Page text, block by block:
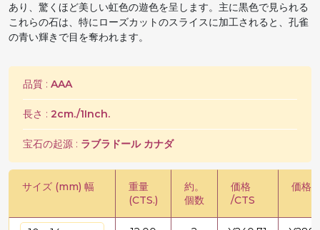
あり、驚くほど美しい虹色の遊色を呈します。主に黒色で見られる
これらの石は、特にローズカットのスライスに加工されると、孔雀
の青い輝きで目を奪われます。
品質 : AAA
長さ : 2cm./1Inch.
宝石の起源 : ラブラドール カナダ
サイズ (mm) 幅
重量
(CTS.)
約。
個数
価格
/CTS
価格 /